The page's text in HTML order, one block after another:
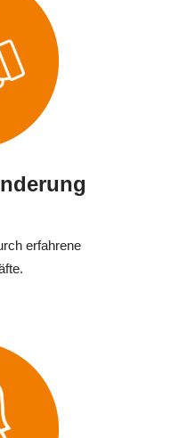
erfahrene